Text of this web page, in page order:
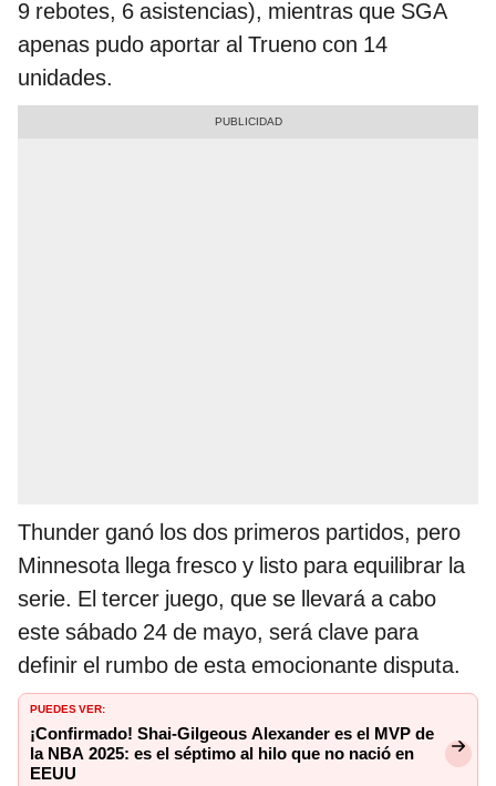
9 rebotes, 6 asistencias), mientras que SGA
apenas pudo aportar al Trueno con 14
unidades.
Thunder ganó los dos primeros partidos, pero
Minnesota llega fresco y listo para equilibrar la
serie. El tercer juego, que se llevará a cabo
este sábado 24 de mayo, será clave para
definir el rumbo de esta emocionante disputa.
PUEDES VER:
¡Confirmado! Shai-Gilgeous Alexander es el MVP de
la NBA 2025: es el séptimo al hilo que no nació en
EEUU